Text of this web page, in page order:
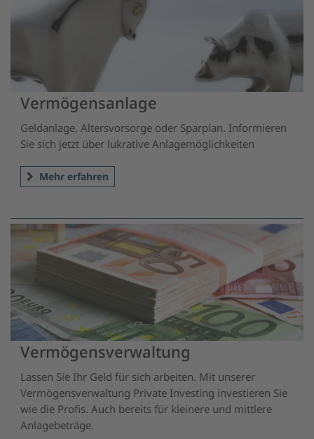
Vermögensanlage
Geldanlage, Altersvorsorge oder Sparplan. Informieren
Sie sich jetzt über lukrative Anlagemöglichkeiten
Mehr erfahren
Vermögensverwaltung
Lassen Sie Ihr Geld für sich arbeiten. Mit unserer
Vermögensverwaltung Private Investing investieren Sie
wie die Profis. Auch bereits für kleinere und mittlere
Anlagebeträge.